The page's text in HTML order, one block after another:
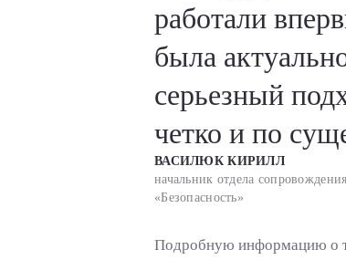
работали
была
серьезный
четко и по
ВАСИЛЮК КИРИЛЛ
начальник отдела
«Безопасность»
Подробную информацию о